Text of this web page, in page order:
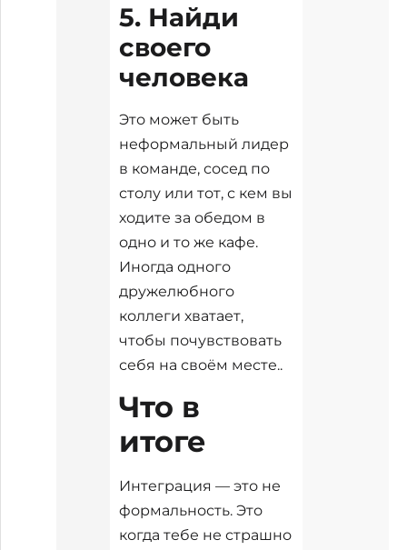
5. Найди
своего
человека
Это может быть
неформальный лидер
в команде, сосед по
столу или тот, с кем вы
ходите за обедом в
одно и то же кафе.
Иногда одного
дружелюбного
коллеги хватает,
чтобы почувствовать
себя на своём месте..
Что в
итоге
Интеграция — это не
формальность. Это
когда тебе не страшно